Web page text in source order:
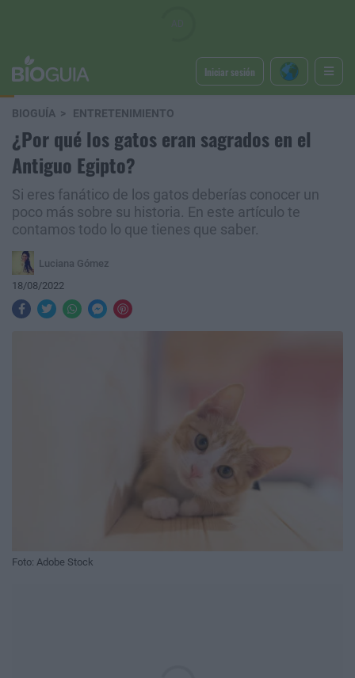
Iniciar sesión
BIOGUÍA ENTRETENIMIENTO
¿Por qué los gatos eran sagrados en el
Antiguo Egipto?
Si eres fanático de los gatos deberías conocer un
poco más sobre su historia. En este artículo te
contamos todo lo que tienes que saber.
Luciana Gómez
18/08/2022
Foto: Adobe Stock